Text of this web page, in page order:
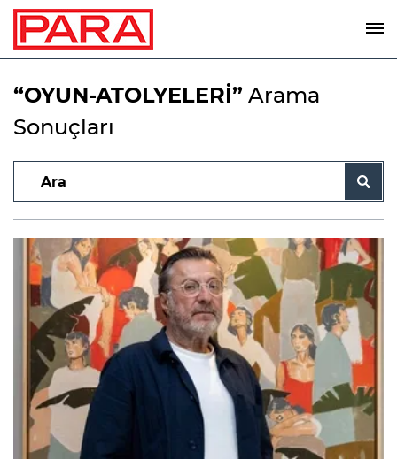
“OYUN-ATOLYELERİ” Arama
Sonuçları